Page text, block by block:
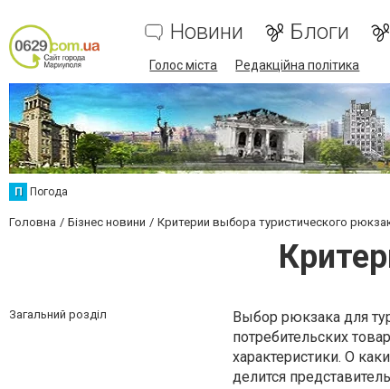
Новини Блоги
Голос міста Редакційна політика
П Погода
Головна Бізнес новини Критерии выбора туристического
Загальний розділ
Выбор рюкзака для
потребительских
характеристики. О
делится